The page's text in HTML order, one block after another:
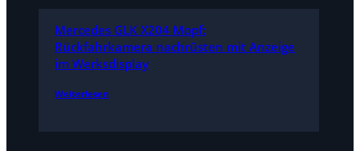
Mercedes GLK X204 Mopf:
Rückfahrkamera nachrüsten mit Anzeige
im Werksdisplay
Weiterlesen